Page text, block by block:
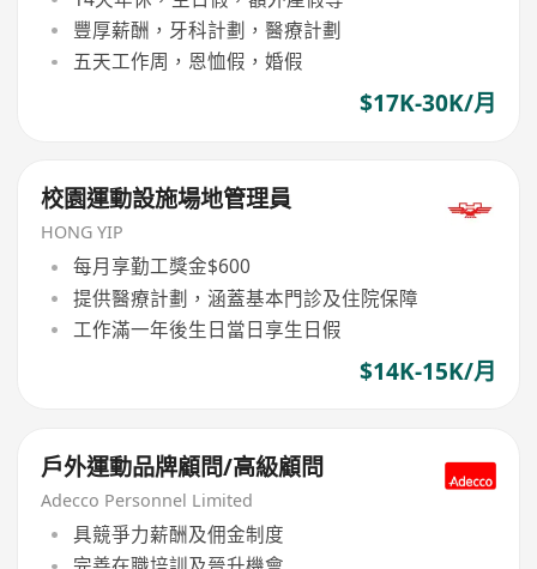
豐厚薪酬，牙科計劃，醫療計劃
五天工作周，恩恤假，婚假
$17K-30K/月
校園運動設施場地管理員
HONG YIP
每月享勤工獎金$600
提供醫療計劃，涵蓋基本門診及住院保障
工作滿一年後生日當日享生日假
$14K-15K/月
戶外運動品牌顧問/高級顧問
Adecco Personnel Limited
具競爭力薪酬及佣金制度